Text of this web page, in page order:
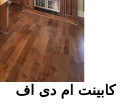
کابینت ام دی اف